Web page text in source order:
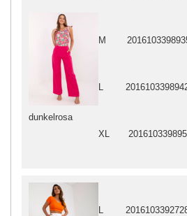
dunkelrosa
M
L
XL
L